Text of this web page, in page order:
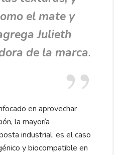
el mate y
Julieth
de la marca.
en aprovechar
la mayoría
industrial, es el caso
y biocompatible en